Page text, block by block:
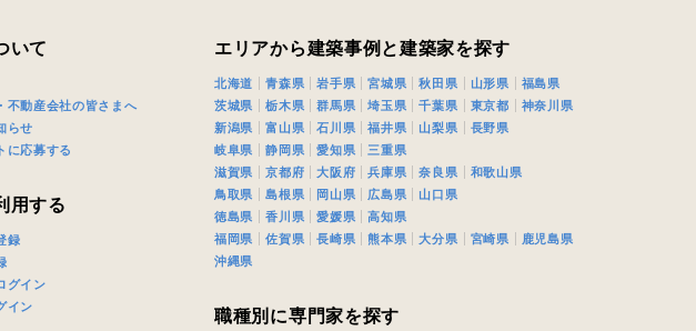
資料請求にあたっての注意事項
当社は，当社のプライバシーポリシー
に則って，いただいた情報を利用します。
当社はお客様からいただいた個人情報を，お客様が指定された専門家へ提供すること、ま
スのご案内のために利用します。
当社は、本サービス又は利用契約に関し，お客様に発生した損害について、債務不履行責
任、その他の法律上の請求原因の如何を問わず賠償の責任を負わないものとします。
当社は、お客様が本サービスを利用することにより第三者との間で生じた紛争等について
ないものとします。
いて
不動産会社の皆さまへ
らせ
に応募する
用する
録
グイン
イン
エリアから建築事例と建築家を探す
北海道 青森県 岩手県 宮城県 秋田県 山形県
福島県
茨城県
栃木県 群馬県 埼玉県 千葉県 東京都
神奈川県
新潟県
富山県 石川県 福井県 山梨県
長野県
岐阜県
静岡県 愛知県
三重県
滋賀県
京都府 大阪府 兵庫県 奈良県
和歌山県
鳥取県
島根県 岡山県 広島県
山口県
徳島県
香川県 愛媛県
高知県
福岡県
佐賀県 長崎県 熊本県 大分県 宮崎県
鹿児島県
沖縄県
職種別に専門家を探す